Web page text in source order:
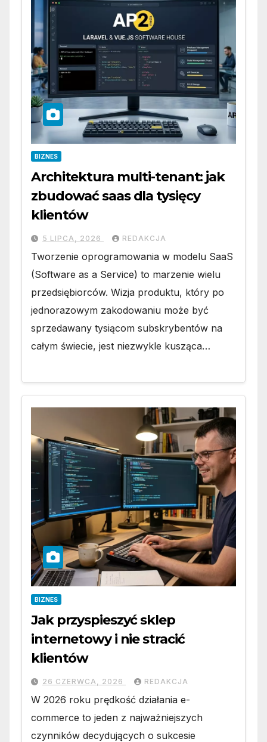
BIZNES
Architektura multi-tenant: jak
zbudować saas dla tysięcy
klientów
5 LIPCA, 2026 REDAKCJA
Tworzenie oprogramowania w modelu SaaS
(Software as a Service) to marzenie wielu
przedsiębiorców. Wizja produktu, który po
jednorazowym zakodowaniu może być
sprzedawany tysiącom subskrybentów na
całym świecie, jest niezwykle kusząca…
BIZNES
Jak przyspieszyć sklep
internetowy i nie stracić
klientów
26 CZERWCA, 2026 REDAKCJA
W 2026 roku prędkość działania e-
commerce to jeden z najważniejszych
czynników decydujących o sukcesie